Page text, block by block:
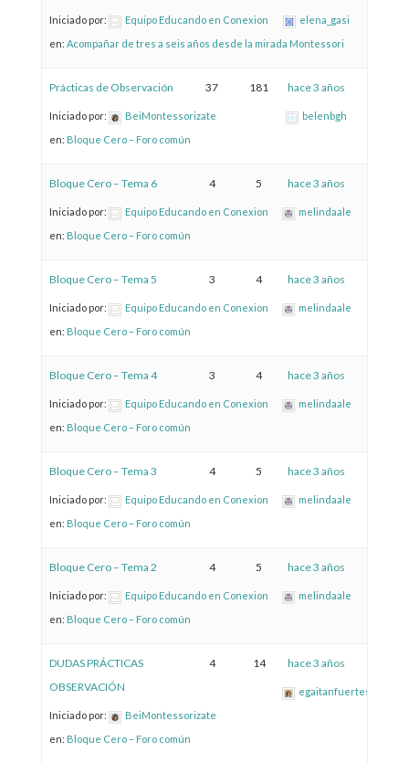
Iniciado por:
Equipo Educando en Conexion
en: Acompañar de tres a seis años desde la mirada Montessori
elena_gasi
Prácticas de Observación
Iniciado por:
BeiMontessorizate
en: Bloque Cero – Foro común
37 181 hace 3 años
belenbgh
Bloque Cero – Tema 6
Iniciado por:
Equipo Educando en Conexion
en: Bloque Cero – Foro común
4 5 hace 3 años
melindaale
Bloque Cero – Tema 5
Iniciado por:
Equipo Educando en Conexion
en: Bloque Cero – Foro común
3 4 hace 3 años
melindaale
Bloque Cero – Tema 4
Iniciado por:
Equipo Educando en Conexion
en: Bloque Cero – Foro común
3 4 hace 3 años
melindaale
Bloque Cero – Tema 3
Iniciado por:
Equipo Educando en Conexion
en: Bloque Cero – Foro común
4 5 hace 3 años
melindaale
Bloque Cero – Tema 2
Iniciado por:
Equipo Educando en Conexion
en: Bloque Cero – Foro común
4 5 hace 3 años
melindaale
DUDAS PRÁCTICAS
OBSERVACIÓN
Iniciado por:
BeiMontessorizate
en: Bloque Cero – Foro común
4 14 hace 3 años
egaitanfuertes